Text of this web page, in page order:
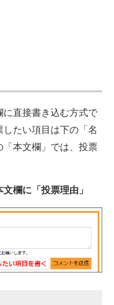
直接書き込む方式で
たい項目は下の「名
本文欄」では、投票
欄に「投票理由」